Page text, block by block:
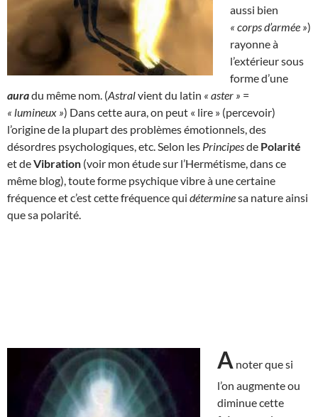
aussi bien
« corps d’armée »)
rayonne à
l’extérieur sous
forme d’une
auradu même nom. (Astralvient du latin « aster » =
« lumineux ») Dans cette aura, on peut « lire » (percevoir)
l’origine de la plupart des problèmes émotionnels, des
désordres psychologiques, etc. Selon les Principesde Polarité
et deVibration (voir mon étude sur l’Hermétisme, dans ce
même blog), toute forme psychique vibre à une certaine
fréquence et c’est cette fréquence qui déterminesa nature ainsi
que sa polarité.
A noter que si
l’on augmente ou
diminue cette